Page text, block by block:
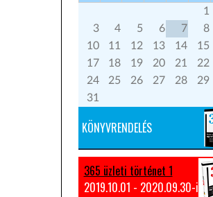
1
3
4 5 6 7 8
10
11 12 13 14 15
17
18 19 20 21 22
24
25 26 27 28 29
31
KÖNYVRENDELÉS
365 üzleti történet 1
2019.10.01 - 2020.09.30-ig